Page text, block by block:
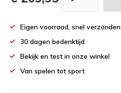
Eigen voorraad, snel verzonden
30 dagen bedenktijd
Bekijk en test in onze winkel
Van spelen tot sport